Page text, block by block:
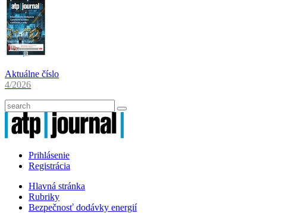
Aktuálne číslo
4/2026
Prihlásenie
Registrácia
Hlavná stránka
Rubriky
Bezpečnosť dodávky energií